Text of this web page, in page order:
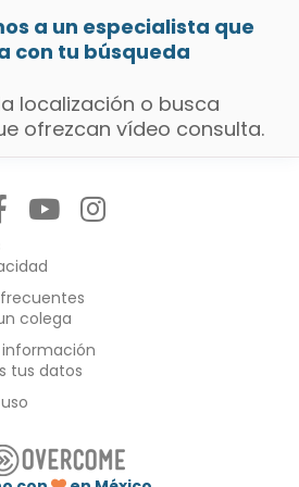
a un especialista que
con tu búsqueda
localización o busca
ofrezcan vídeo consulta.
colega
información
tus datos